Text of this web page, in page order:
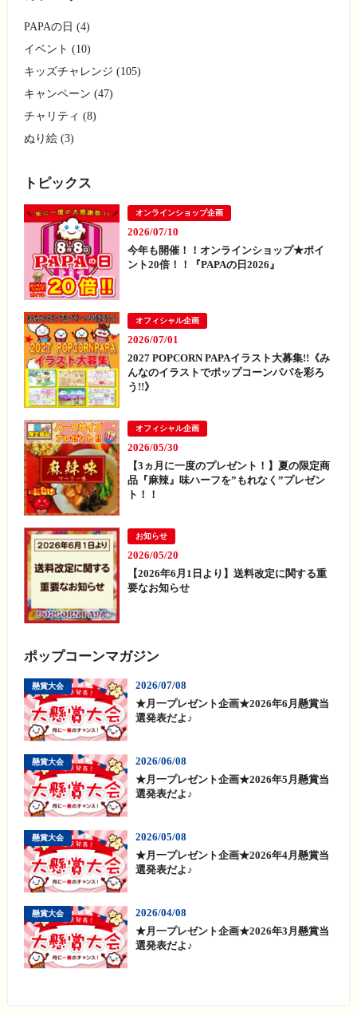
PAPAの日 (4)
イベント (10)
キッズチャレンジ (105)
キャンペーン (47)
チャリティ (8)
ぬり絵 (3)
トピックス
オンラインショップ企画
2026/07/10
今年も開催！！オンラインショップ★ポイ
ント20倍！！『PAPAの日2026』
オフィシャル企画
2026/07/01
2027 POPCORN PAPAイラスト大募集!!《み
んなのイラストでポップコーンパパを彩ろ
う!!》
オフィシャル企画
2026/05/30
【3ヵ月に一度のプレゼント！】夏の限定商
品『麻辣』味ハーフを”もれなく”プレゼン
ト！！
お知らせ
2026/05/20
【2026年6月1日より】送料改定に関する重
要なお知らせ
ポップコーンマガジン
懸賞大会
2026/07/08
★月一プレゼント企画★2026年6月懸賞当
選発表だよ♪
懸賞大会
2026/06/08
★月一プレゼント企画★2026年5月懸賞当
選発表だよ♪
懸賞大会
2026/05/08
★月一プレゼント企画★2026年4月懸賞当
選発表だよ♪
懸賞大会
2026/04/08
★月一プレゼント企画★2026年3月懸賞当
選発表だよ♪